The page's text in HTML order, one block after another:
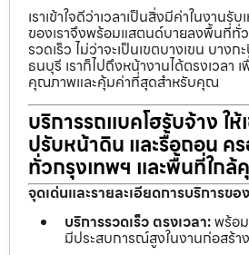
เราเข้าใจดีว่าเวลาเป็นสิ่งมีค่าในงานรั
ของเราจึงพร้อมแสตนด์บายลงพื้นที่ทั่
รวดเร็ว ไม่ว่าจะเป็นเขตบางเขน บาง
ธนบุรี เราก็ไปถึงหน้างานได้ตรงเวลา
คุณภาพและคุ้มค่าที่สุดสำหรับคุณ
บริการรถแบคโฮรับจ้าง ใ
ปรับหน้าดิน และรื้อถอน ค
ทั่วกรุงเทพฯ และพื้นที่ใก
จุดเด่นและรายละเอียดการบริการขอ
บริการรวดเร็ว ตรงเวลา:พร้อ
มีประสบการณ์สูงในงานก่อสร้